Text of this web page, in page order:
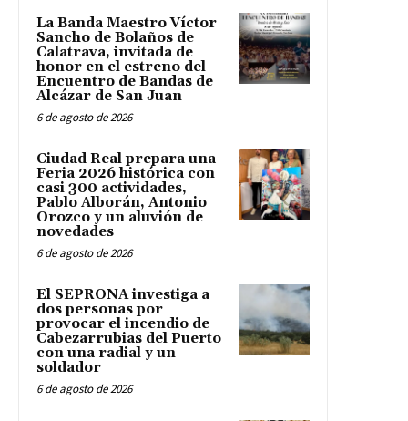
La Banda Maestro Víctor
Sancho de Bolaños de
Calatrava, invitada de
honor en el estreno del
Encuentro de Bandas de
Alcázar de San Juan
6 de agosto de 2026
Ciudad Real prepara una
Feria 2026 histórica con
casi 300 actividades,
Pablo Alborán, Antonio
Orozco y un aluvión de
novedades
6 de agosto de 2026
El SEPRONA investiga a
dos personas por
provocar el incendio de
Cabezarrubias del Puerto
con una radial y un
soldador
6 de agosto de 2026